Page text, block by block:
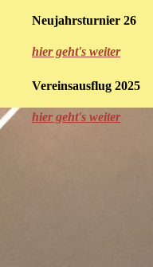
Neujahrsturnier 26
hier geht's weiter
Vereinsausflug 2025
hier geht's weiter